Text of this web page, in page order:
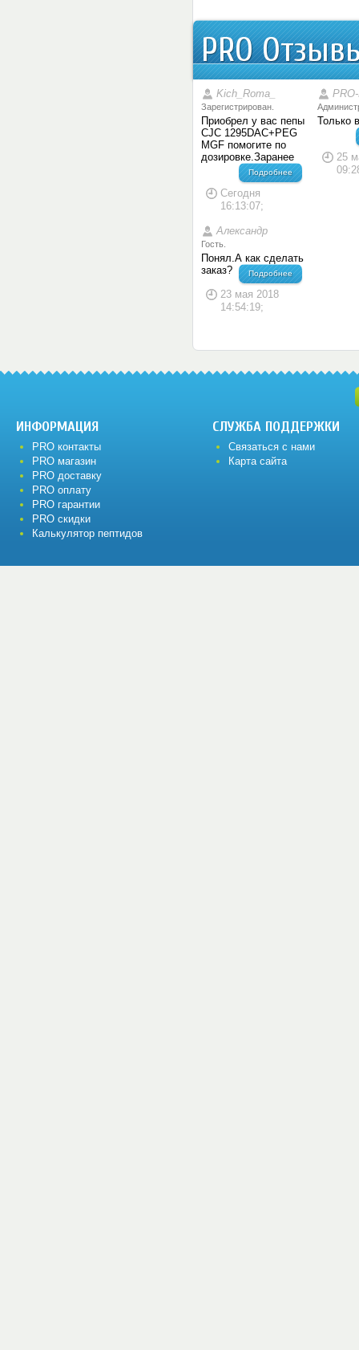
PRO
Kich_Romа_
Зарегистрирован.
Приобрел у вас пепы
CJC 1295DAC+PEG
MGF помогите по
дозировке.Заранее
Подробнее
Сегодня
16:13:07;
Только
25
Александр
Гость.
Понял.А как сделать
заказ?
Подробнее
23 мая 2018
14:54:19;
ИНФОРМАЦИЯ
PRO контакты
PRO магазин
PRO доставку
PRO оплату
PRO гарантии
PRO скидки
Калькулятор пептидов
СЛУЖБА ПОДДЕРЖКИ
Связаться с нами
Карта сайта